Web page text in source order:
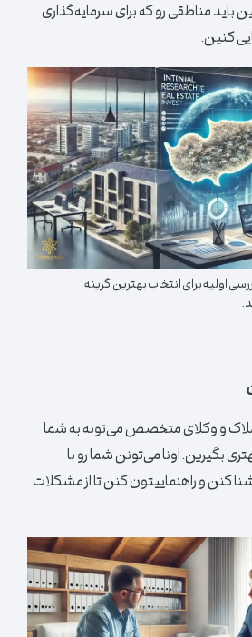
باید مناطقی رو که برای سرمایه‌گذاری
کنین.
اولیه برای انتخاب بهترین گزینه
و وکلای متخصص می‌تونه به شما
بگیرین. اونا می‌تونن شما رو با
کنن و راهنماییتون کنن تا از مشکلات